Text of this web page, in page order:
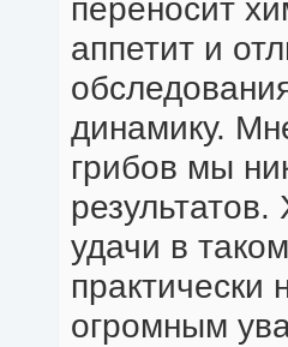
переносит
аппетит и
динамику.
грибов мы
удачи в
огромным